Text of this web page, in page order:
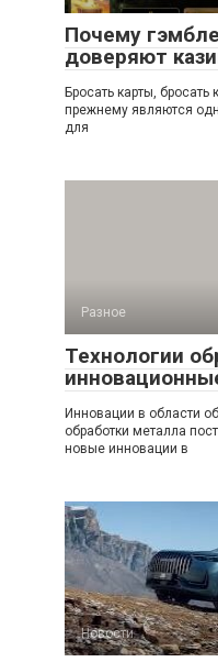
Почему
доверяют
Бросать карты,
прежнему являются
для
Разное
Технологии
Инновации в области
обработки металла
новые инновации в
Новости